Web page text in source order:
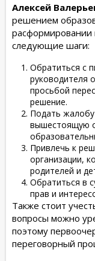
Алексей
решением
расформировании
следующие шаги:
Обратиться с
руководителя
просьбой
решение.
Подать
вышестоящую
Привлечь к
организации,
родителей и
Обратиться в
прав и
Также стоит
вопросы можно
поэтому
переговорный